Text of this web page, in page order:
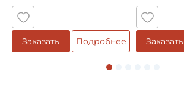
Способ фиксации на вал:
Натяг
Возможность дополнительной смазки
Заказать Подробнее Заказать